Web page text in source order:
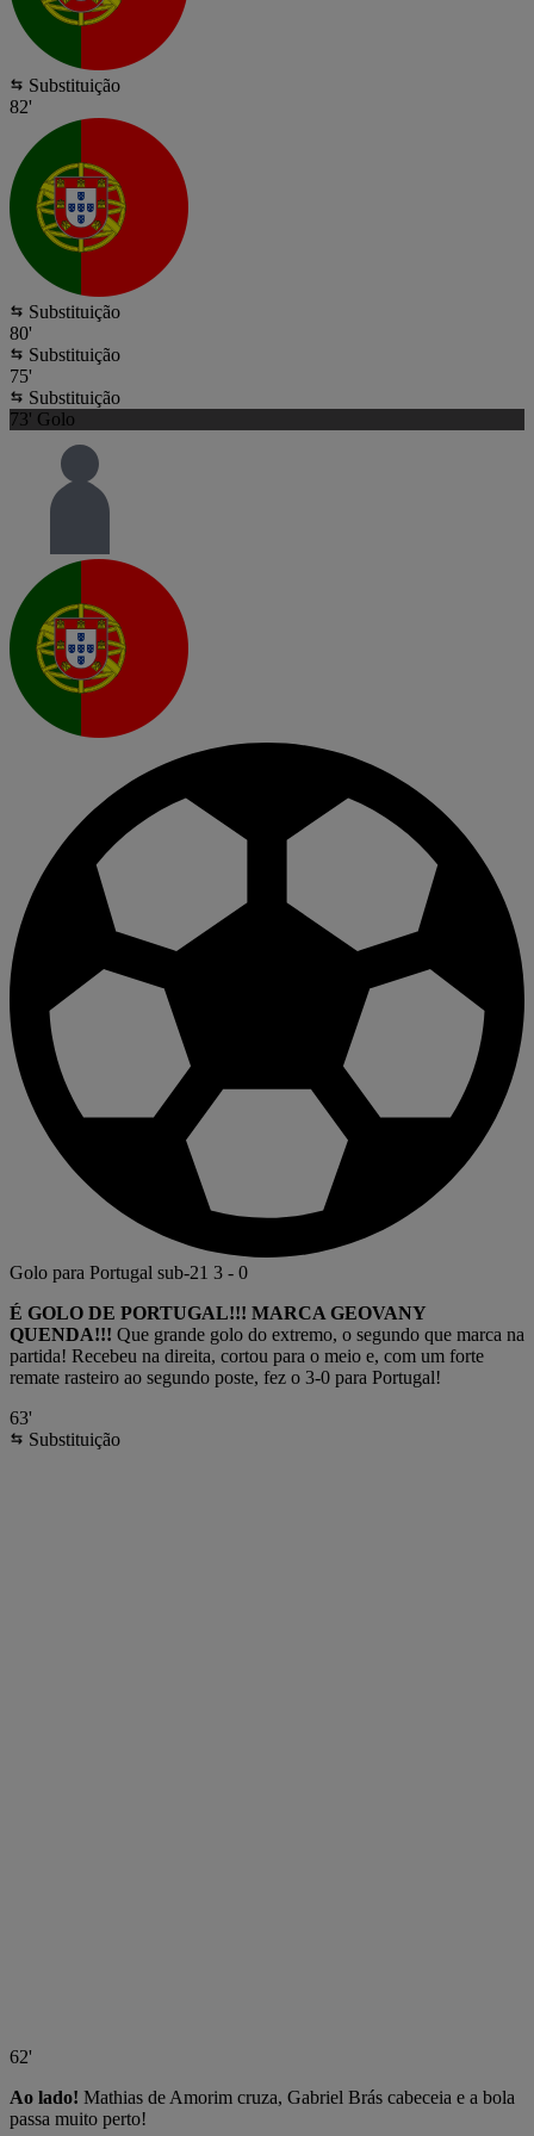
Substituição
82'
Substituição
80'
Substituição
75'
Substituição
73' Golo
Golo para Portugal sub-21 3 - 0
É GOLO DE PORTUGAL!!! MARCA GEOVANY
QUENDA!!! Que grande golo do extremo, o segundo que marca na
partida! Recebeu na direita, cortou para o meio e, com um forte
remate rasteiro ao segundo poste, fez o 3-0 para Portugal!
63'
Substituição
62'
Ao lado! Mathias de Amorim cruza, Gabriel Brás cabeceia e a bola
passa muito perto!